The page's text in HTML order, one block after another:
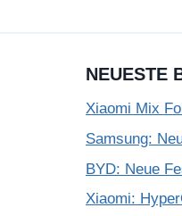
NEUESTE
Xiaomi Mix
Samsung:
BYD: Neue
Xiaomi: